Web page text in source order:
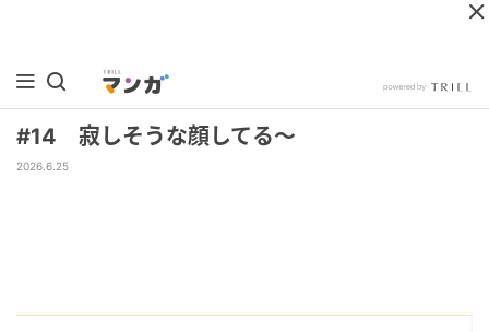
#14 寂しそうな顔してる〜
2026.6.25